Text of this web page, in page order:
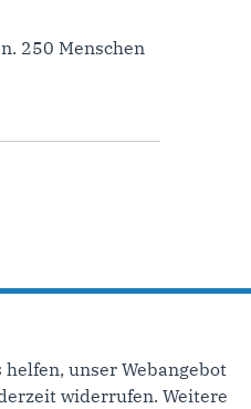
250 Menschen
unser Webangebot
widerrufen. Weitere